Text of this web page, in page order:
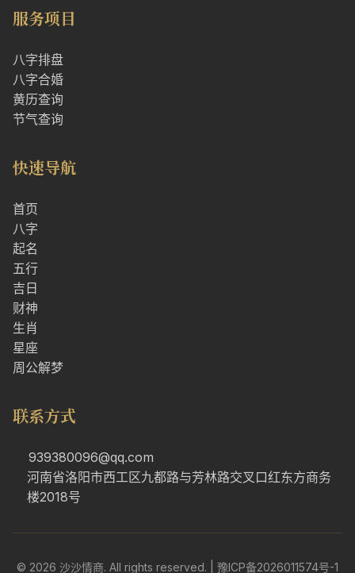
服务项目
八字排盘
八字合婚
黄历查询
节气查询
快速导航
首页
八字
起名
五行
吉日
财神
生肖
星座
周公解梦
联系方式
939380096@qq.com
河南省洛阳市西工区九都路与芳林路交叉口红东方商务
楼2018号
© 2026 沙沙情商. All rights reserved. | 豫ICP备2026011574号-1